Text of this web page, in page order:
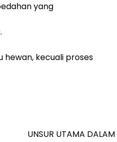
yang
hewan, kecuali proses
UNSUR UTAMA